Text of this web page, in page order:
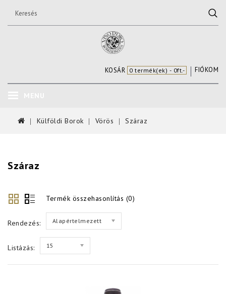
FIÓKOM
KOSÁR 0 termék(ek) - 0ft.-
Külföldi Borok Vörös Száraz
Száraz
Termék összehasonlítás (0)
Rendezés: Alapértelmezett
Listázás: 15